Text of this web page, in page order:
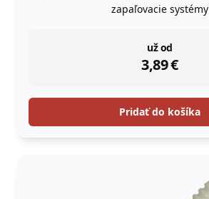
zapaľovacie systémy
už od
3,89€
instock
Pridať do košíka